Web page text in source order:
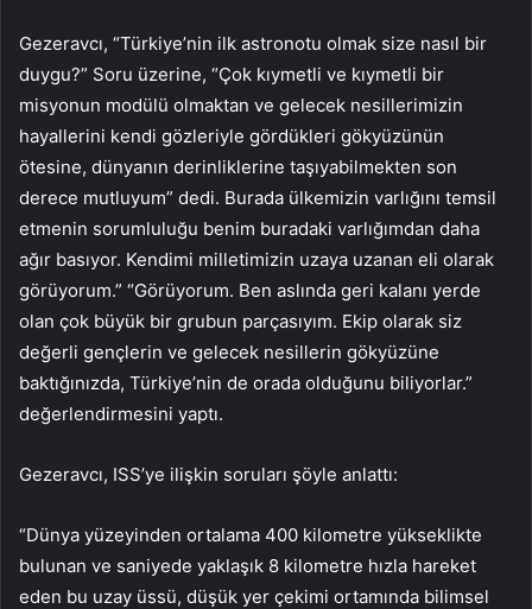
Gezeravcı, “Türkiye’nin ilk astronotu olmak size nasıl bir
duygu?” Soru üzerine, “Çok kıymetli ve kıymetli bir
misyonun modülü olmaktan ve gelecek nesillerimizin
hayallerini kendi gözleriyle gördükleri gökyüzünün
ötesine, dünyanın derinliklerine taşıyabilmekten son
derece mutluyum” dedi. Burada ülkemizin varlığını temsil
etmenin sorumluluğu benim buradaki varlığımdan daha
ağır basıyor. Kendimi milletimizin uzaya uzanan eli olarak
görüyorum.” “Görüyorum. Ben aslında geri kalanı yerde
olan çok büyük bir grubun parçasıyım. Ekip olarak siz
değerli gençlerin ve gelecek nesillerin gökyüzüne
baktığınızda, Türkiye’nin de orada olduğunu biliyorlar.”
değerlendirmesini yaptı.
Gezeravcı, ISS’ye ilişkin soruları şöyle anlattı:
“Dünya yüzeyinden ortalama 400 kilometre yükseklikte
bulunan ve saniyede yaklaşık 8 kilometre hızla hareket
eden bu uzay üssü, düşük yer çekimi ortamında bilimsel